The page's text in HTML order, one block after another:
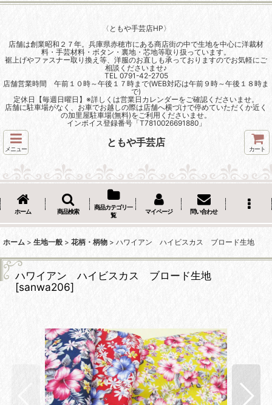
〈ともや手芸店HP〉
店舗は創業昭和２７年。兵庫県赤穂市にある商店街の中で生地を中心に洋裁材
料・手芸材料・ボタン・裏地・芯地等取り扱っています。
裾上げやファスナー取り換え等、洋服のお直しも承っておりますのでお気軽にご
相談くださいませ♪
TEL 0791-42-2705
店舗営業時間 午前１０時～午後１７時まで(WEB対応は午前９時～午後１８時ま
で)
定休日【毎週日曜日】※詳しくは営業日カレンダーをご確認くださいませ。
店舗に駐車場がなく、お車でお越しの際は店舗へ横づけで停めていただくか近く
の加里屋駐車場(無料)をご利用くださいませ。
インボイス登録番号「T7810026691880」
メニュー
ともや手芸店
カート
ホーム 商品検索
商品カテゴリ一
覧
マイページ 問い合わせ
ホーム > 生地一般 > 花柄・柄物 > ハワイアン ハイビスカス ブロード生地
ハワイアン ハイビスカス ブロード生地
[sanwa206]